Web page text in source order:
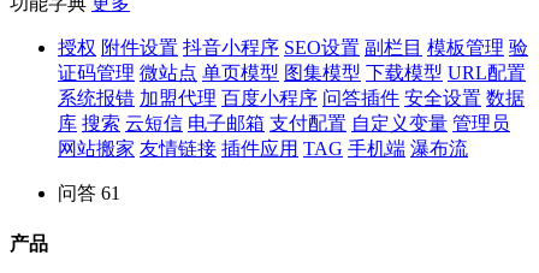
授权 附件设置 抖音小程序 SEO设置 副栏目 模板管理 验
证码管理 微站点 单页模型 图集模型 下载模型 URL配置
系统报错 加盟代理 百度小程序 问答插件 安全设置 数据
库 搜索 云短信 电子邮箱 支付配置 自定义变量 管理员
网站搬家 友情链接 插件应用 TAG 手机端 瀑布流
问答 61
产品